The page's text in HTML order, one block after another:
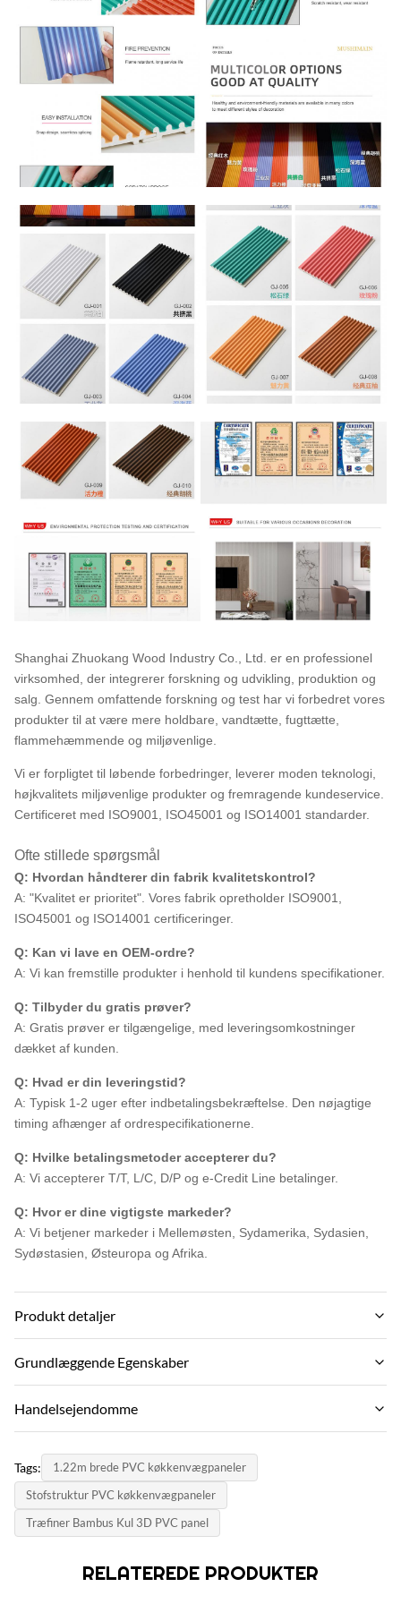
Shanghai Zhuokang Wood Industry Co., Ltd. er en professionel
virksomhed, der integrerer forskning og udvikling, produktion og
salg. Gennem omfattende forskning og test har vi forbedret vores
produkter til at være mere holdbare, vandtætte, fugttætte,
flammehæmmende og miljøvenlige.
Vi er forpligtet til løbende forbedringer, leverer moden teknologi,
højkvalitets miljøvenlige produkter og fremragende kundeservice.
Certificeret med ISO9001, ISO45001 og ISO14001 standarder.
Ofte stillede spørgsmål
Q: Hvordan håndterer din fabrik kvalitetskontrol?
A: "Kvalitet er prioritet". Vores fabrik opretholder ISO9001,
ISO45001 og ISO14001 certificeringer.
Q: Kan vi lave en OEM-ordre?
A: Vi kan fremstille produkter i henhold til kundens specifikationer.
Q: Tilbyder du gratis prøver?
A: Gratis prøver er tilgængelige, med leveringsomkostninger
dækket af kunden.
Q: Hvad er din leveringstid?
A: Typisk 1-2 uger efter indbetalingsbekræftelse. Den nøjagtige
timing afhænger af ordrespecifikationerne.
Q: Hvilke betalingsmetoder accepterer du?
A: Vi accepterer T/T, L/C, D/P og e-Credit Line betalinger.
Q: Hvor er dine vigtigste markeder?
A: Vi betjener markeder i Mellemøsten, Sydamerika, Sydasien,
Sydøstasien, Østeuropa og Afrika.
Produkt detaljer
Material:
Feature:
Color:
Customer Require
Size:
Grundlæggende Egenskaber
Mærkenavn:
PRODUKT MODEL:
customizable
certifikat:
oprindelsesland:
Handelsejendomme
Negotiate
stykpris:
Contact us
betalingsmetode:
Tags:
1.22m brede PVC køkkenvægpaneler
Stofstruktur PVC køkkenvægpaneler
Træfiner Bambus Kul 3D PVC panel
RELATEREDE PRODUKTER